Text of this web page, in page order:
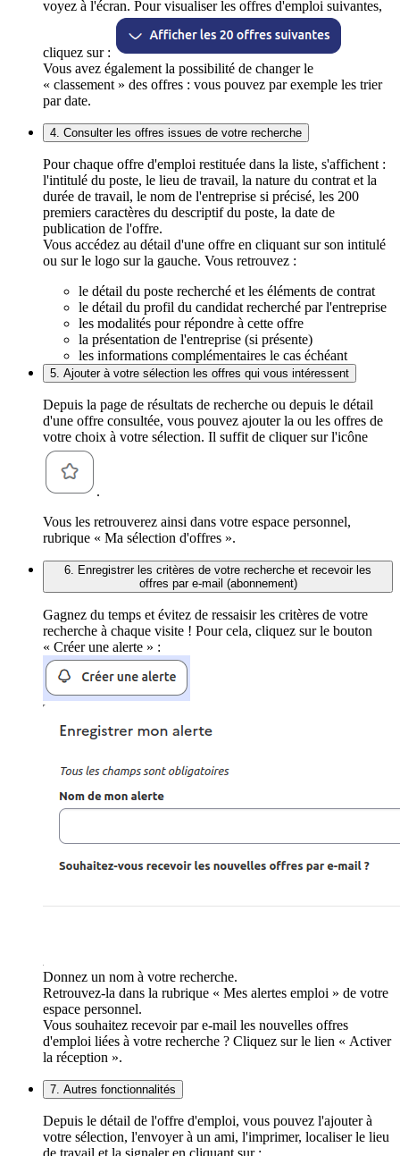
voyez à l'écran. Pour visualiser les offres d'emploi suivantes,
cliquez sur :
Vous avez également la possibilité de changer le
« classement » des offres : vous pouvez par exemple les trier
par date.
4. Consulter les offres issues de votre recherche
Pour chaque offre d'emploi restituée dans la liste, s'affichent :
l'intitulé du poste, le lieu de travail, la nature du contrat et la
durée de travail, le nom de l'entreprise si précisé, les 200
premiers caractères du descriptif du poste, la date de
publication de l'offre.
Vous accédez au détail d'une offre en cliquant sur son intitulé
ou sur le logo sur la gauche. Vous retrouvez :
le détail du poste recherché et les éléments de contrat
le détail du profil du candidat recherché par l'entreprise
les modalités pour répondre à cette offre
la présentation de l'entreprise (si présente)
les informations complémentaires le cas échéant
5. Ajouter à votre sélection les offres qui vous intéressent
Depuis la page de résultats de recherche ou depuis le détail
d'une offre consultée, vous pouvez ajouter la ou les offres de
votre choix à votre sélection. Il suffit de cliquer sur l'icône
.
Vous les retrouverez ainsi dans votre espace personnel,
rubrique « Ma sélection d'offres ».
6. Enregistrer les critères de votre recherche et recevoir les
offres par e-mail (abonnement)
Gagnez du temps et évitez de ressaisir les critères de votre
recherche à chaque visite ! Pour cela, cliquez sur le bouton
« Créer une alerte » :
Donnez un nom à votre recherche.
Retrouvez-la dans la rubrique « Mes alertes emploi » de votre
espace personnel.
Vous souhaitez recevoir par e-mail les nouvelles offres
d'emploi liées à votre recherche ? Cliquez sur le lien « Activer
la réception ».
7. Autres fonctionnalités
Depuis le détail de l'offre d'emploi, vous pouvez l'ajouter à
votre sélection, l'envoyer à un ami, l'imprimer, localiser le lieu
de travail et la signaler en cliquant sur :